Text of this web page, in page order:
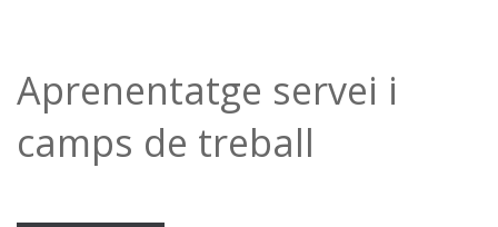
Aprenentatge servei i
camps de treball